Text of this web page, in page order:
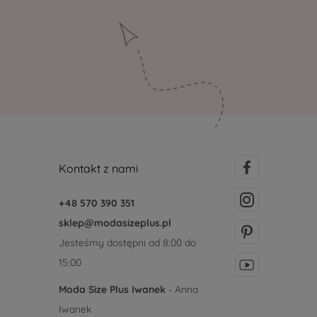
Kontakt z nami
+48 570 390 351
sklep@modasizeplus.pl
Jesteśmy dostępni od 8:00 do
15:00
Moda Size Plus Iwanek - Anna
Iwanek